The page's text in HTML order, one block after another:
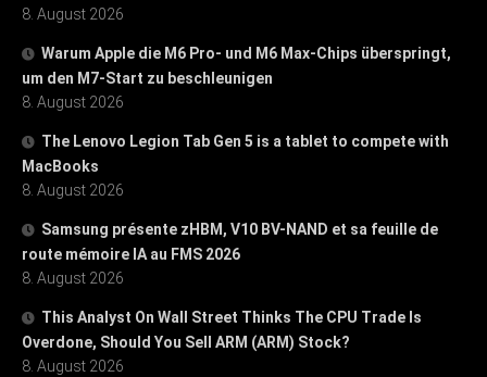
8. August 2026
Warum Apple die M6 Pro- und M6 Max-Chips überspringt,
um den M7-Start zu beschleunigen
8. August 2026
The Lenovo Legion Tab Gen 5 is a tablet to compete with
MacBooks
8. August 2026
Samsung présente zHBM, V10 BV-NAND et sa feuille de
route mémoire IA au FMS 2026
8. August 2026
This Analyst On Wall Street Thinks The CPU Trade Is
Overdone, Should You Sell ARM (ARM) Stock?
8. August 2026